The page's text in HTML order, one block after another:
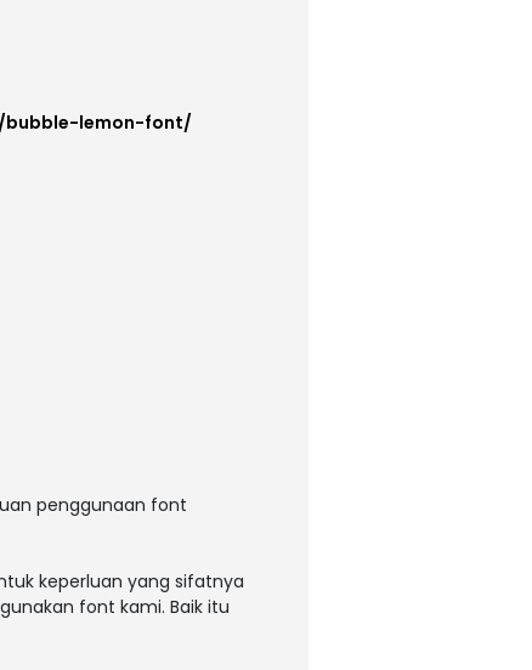
lemon-font/
penggunaan font
keperluan yang sifatnya
font kami. Baik itu